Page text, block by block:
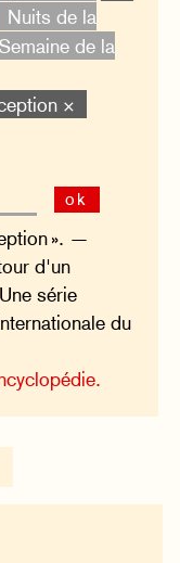
Nuits de la
Semaine de la
×
ok
». —
d'un
série
du